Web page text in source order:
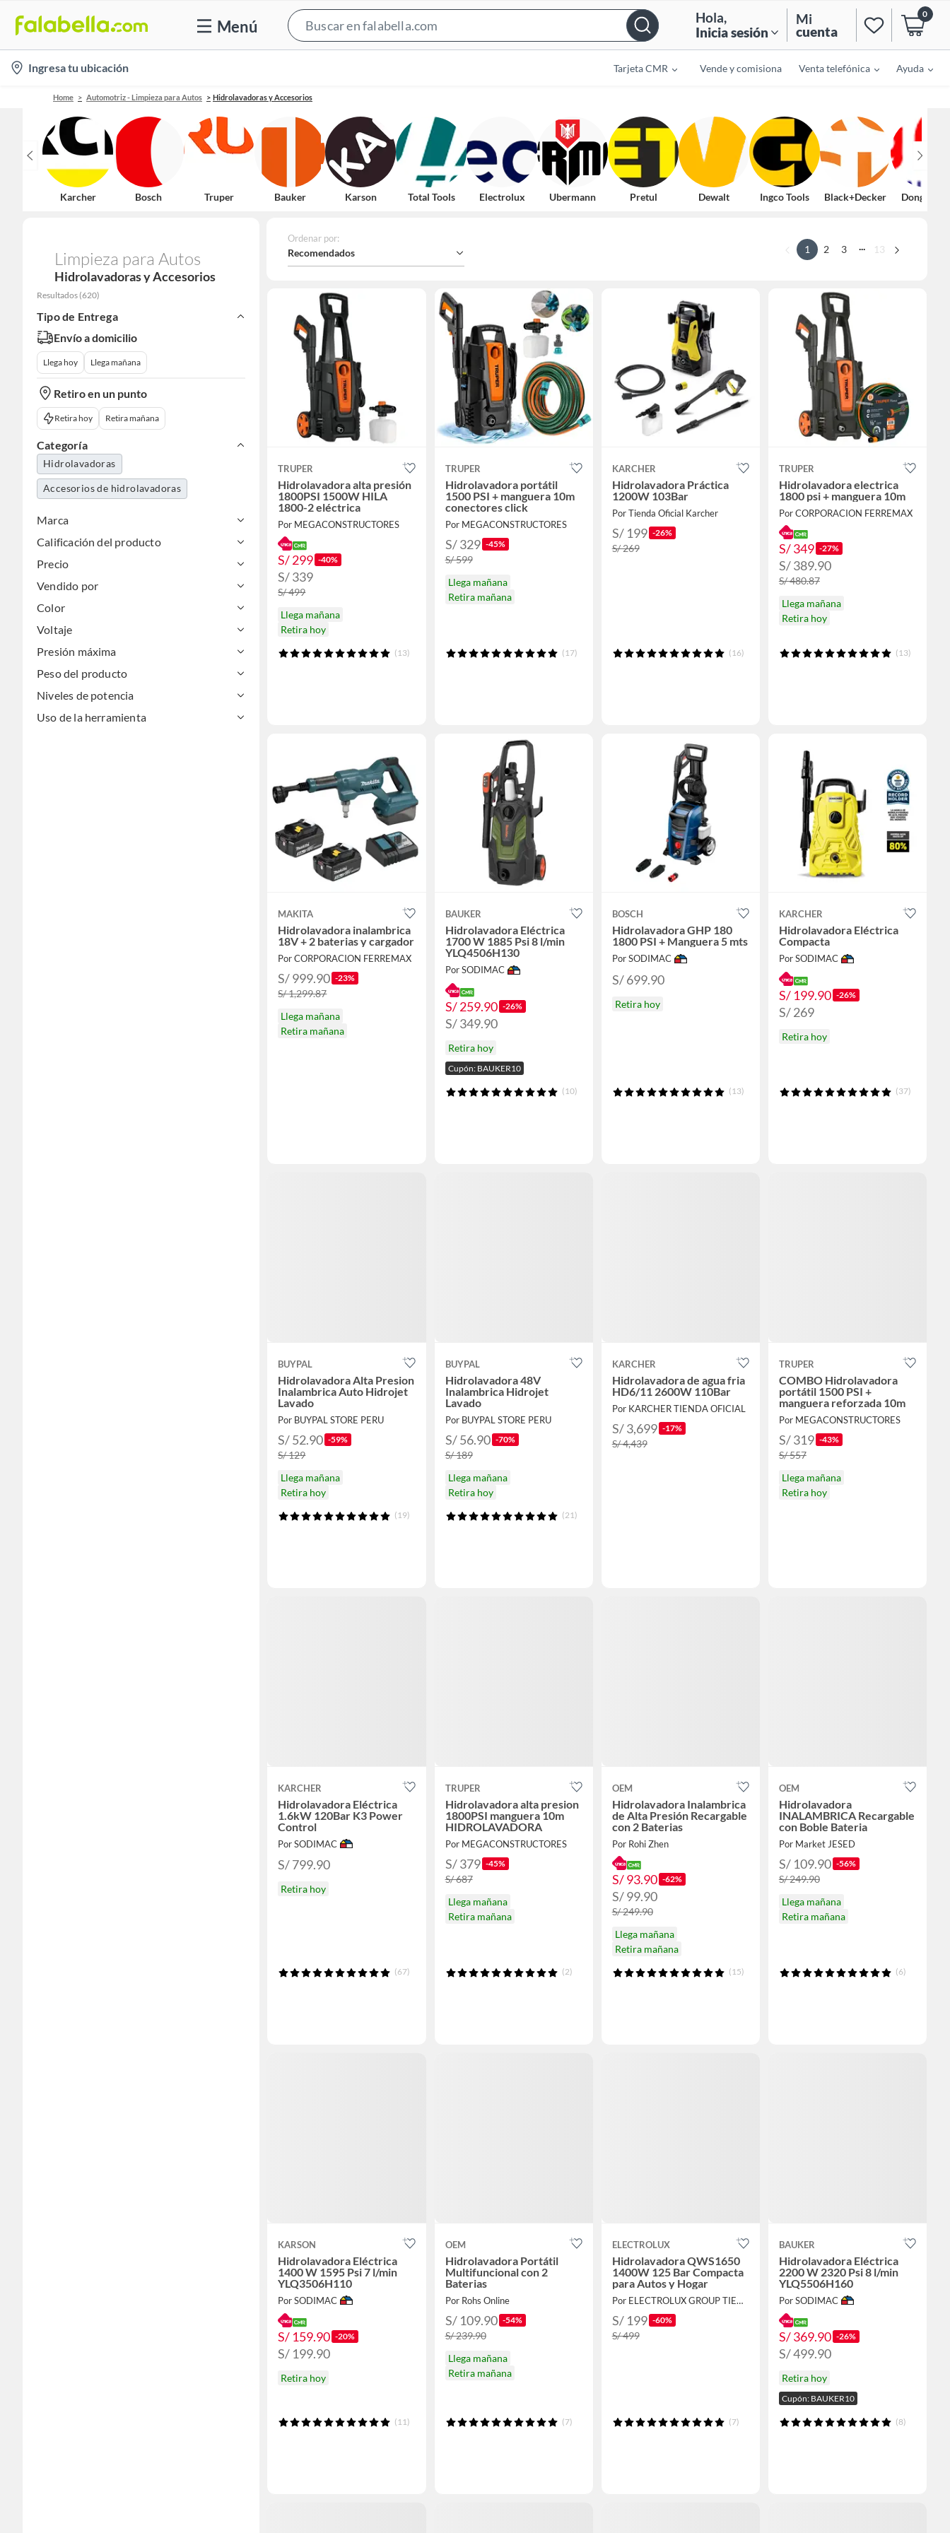
Menú
Bar
Hola,
Inicia sesión
Mi
cuenta
0
location-
icon
Ingresa tu ubicación Tarjeta CMR Vende y comisiona Venta telefónica Ayuda
Home Automotriz - Limpieza para Autos Hidrolavadoras y Accesorios
Karcher Bosch Truper Bauker Karson Total Tools Electrolux Ubermann Pretul Dewalt Ingco Tools Black+Decker Dongcheng
Limpieza para Autos
Hidrolavadoras y Accesorios
Resultados (620)
Tipo de Entrega
Envío a domicilio
Llega hoy Llega mañana
Retiro en un punto
Retira hoy Retira mañana
Categoría
Hidrolavadoras
Accesorios de hidrolavadoras
Marca
Calificación del producto
Precio
Vendido por
Color
Voltaje
Presión máxima
Peso del producto
Niveles de potencia
Uso de la herramienta
Ordenar por:
Recomendados 1 2 3 ... 13
TRUPER
Hidrolavadora alta presión
1800PSI 1500W HILA
1800-2 eléctrica
Por MEGACONSTRUCTORES
S/ 299 -40%
S/ 339
S/ 499
Llega mañana
Retira hoy
(13)
TRUPER
Hidrolavadora portátil
1500 PSI + manguera 10m
conectores click
Por MEGACONSTRUCTORES
S/ 329 -45%
S/ 599
Llega mañana
Retira mañana
(17)
KARCHER
Hidrolavadora Práctica
1200W 103Bar
Por Tienda Oficial Karcher
S/ 199 -26%
S/ 269
(16)
TRUPER
Hidrolavadora electrica
1800 psi + manguera 10m
Por CORPORACION FERREMAX
S/ 349 -27%
S/ 389.90
S/ 480.87
Llega mañana
Retira hoy
(13)
MAKITA
Hidrolavadora inalambrica
18V + 2 baterias y cargador
Por CORPORACION FERREMAX
S/ 999.90 -23%
S/ 1,299.87
Llega mañana
Retira mañana
BAUKER
Hidrolavadora Eléctrica
1700 W 1885 Psi 8 l/min
YLQ4506H130
Por SODIMAC
S/ 259.90 -26%
S/ 349.90
Retira hoy
Cupón: BAUKER10
(10)
BOSCH
Hidrolavadora GHP 180
1800 PSI + Manguera 5 mts
Por SODIMAC
S/ 699.90
Retira hoy
(13)
KARCHER
Hidrolavadora Eléctrica
Compacta
Por SODIMAC
S/ 199.90 -26%
S/ 269
Retira hoy
(37)
BUYPAL
Hidrolavadora Alta Presion
Inalambrica Auto Hidrojet
Lavado
Por BUYPAL STORE PERU
S/ 52.90 -59%
S/ 129
Llega mañana
Retira hoy
(19)
BUYPAL
Hidrolavadora 48V
Inalambrica Hidrojet
Lavado
Por BUYPAL STORE PERU
S/ 56.90 -70%
S/ 189
Llega mañana
Retira hoy
(21)
KARCHER
Hidrolavadora de agua fria
HD6/11 2600W 110Bar
Por KARCHER TIENDA OFICIAL
S/ 3,699 -17%
S/ 4,439
TRUPER
COMBO Hidrolavadora
portátil 1500 PSI +
manguera reforzada 10m
Por MEGACONSTRUCTORES
S/ 319 -43%
S/ 557
Llega mañana
Retira hoy
KARCHER
Hidrolavadora Eléctrica
1.6kW 120Bar K3 Power
Control
Por SODIMAC
S/ 799.90
Retira hoy
(67)
TRUPER
Hidrolavadora alta presion
1800PSI manguera 10m
HIDROLAVADORA
Por MEGACONSTRUCTORES
S/ 379 -45%
S/ 687
Llega mañana
Retira mañana
(2)
OEM
Hidrolavadora Inalambrica
de Alta Presión Recargable
con 2 Baterias
Por Rohi Zhen
S/ 93.90 -62%
S/ 99.90
S/ 249.90
Llega mañana
Retira mañana
(15)
OEM
Hidrolavadora
INALAMBRICA Recargable
con Boble Bateria
Por Market JESED
S/ 109.90 -56%
S/ 249.90
Llega mañana
Retira mañana
(6)
KARSON
Hidrolavadora Eléctrica
1400 W 1595 Psi 7 l/min
YLQ3506H110
Por SODIMAC
S/ 159.90 -20%
S/ 199.90
Retira hoy
(11)
OEM
Hidrolavadora Portátil
Multifuncional con 2
Baterias
Por Rohs Online
S/ 109.90 -54%
S/ 239.90
Llega mañana
Retira mañana
(7)
ELECTROLUX
Hidrolavadora QWS1650
1400W 125 Bar Compacta
para Autos y Hogar
Por ELECTROLUX GROUP TIENDA OFICIAL
S/ 199 -60%
S/ 499
(7)
BAUKER
Hidrolavadora Eléctrica
2200 W 2320 Psi 8 l/min
YLQ5506H160
Por SODIMAC
S/ 369.90 -26%
S/ 499.90
Retira hoy
Cupón: BAUKER10
(8)